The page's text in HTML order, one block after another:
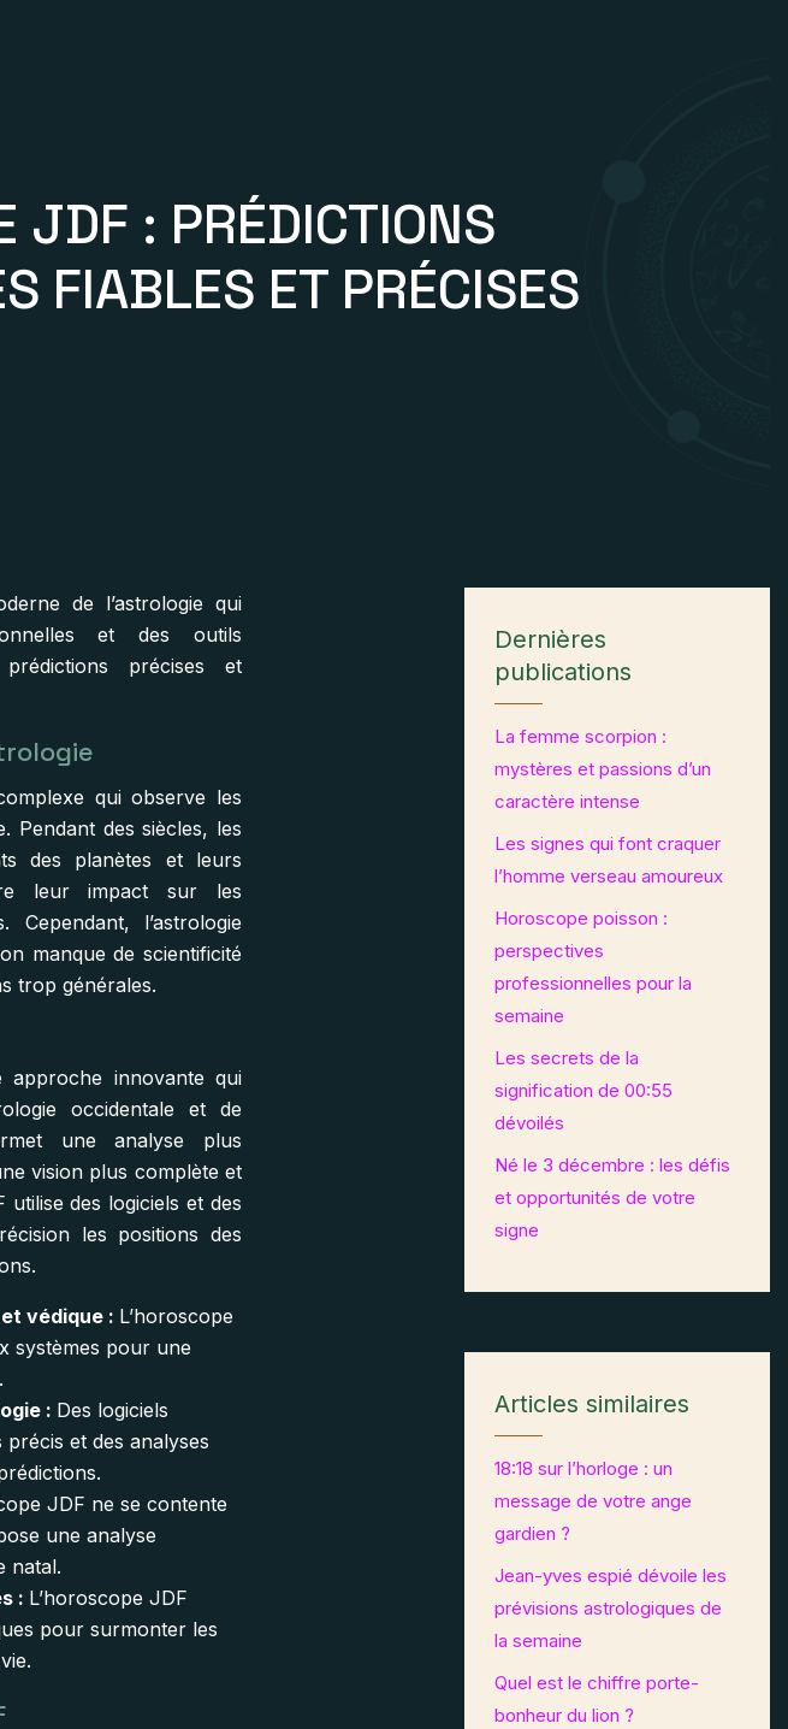
JDF : PRÉDICTIONS
FIABLES ET PRÉCISES
de l’astrologie qui
et des outils
précises et
qui observe les
Pendant des siècles, les
des planètes et leurs
leur impact sur les
l’astrologie
manque de scientificité
trop générales.
approche innovante qui
occidentale et de
une analyse plus
vision plus complète et
des logiciels et des
les positions des
védique : L’horoscope
systèmes pour une
: Des logiciels
et des analyses
JDF ne se contente
une analyse
natal.
: L’horoscope JDF
pour surmonter les
Dernières
publications
La femme scorpion :
mystères et passions d’un
caractère intense
Les signes qui font craquer
l’homme verseau amoureux
Horoscope poisson :
perspectives
professionnelles pour la
semaine
Les secrets de la
signification de 00:55
dévoilés
Né le 3 décembre : les défis
et opportunités de votre
signe
Articles similaires
18:18 sur l’horloge : un
message de votre ange
gardien ?
Jean-yves espié dévoile les
prévisions astrologiques de
la semaine
Quel est le chiffre porte-
bonheur du lion ?